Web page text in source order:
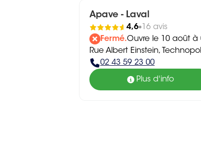
Apave - Laval
4,6
16 avis
Fermé.Ouvre le 10 août à
Rue Albert Einstein,
02 43 59 23 00
Plus d'info